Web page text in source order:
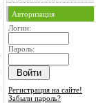
Авторизация
Логин:
Пароль:
Регистрация на сайте!
Забыли пароль?